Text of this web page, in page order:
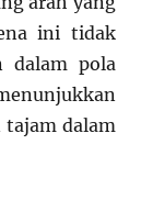
ini tidak
dalam pola
tajam dalam